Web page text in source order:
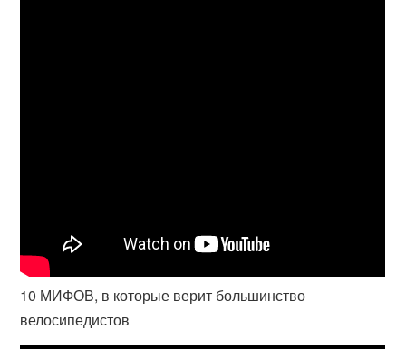
10 МИФОВ, в которые верит большинство
велосипедистов